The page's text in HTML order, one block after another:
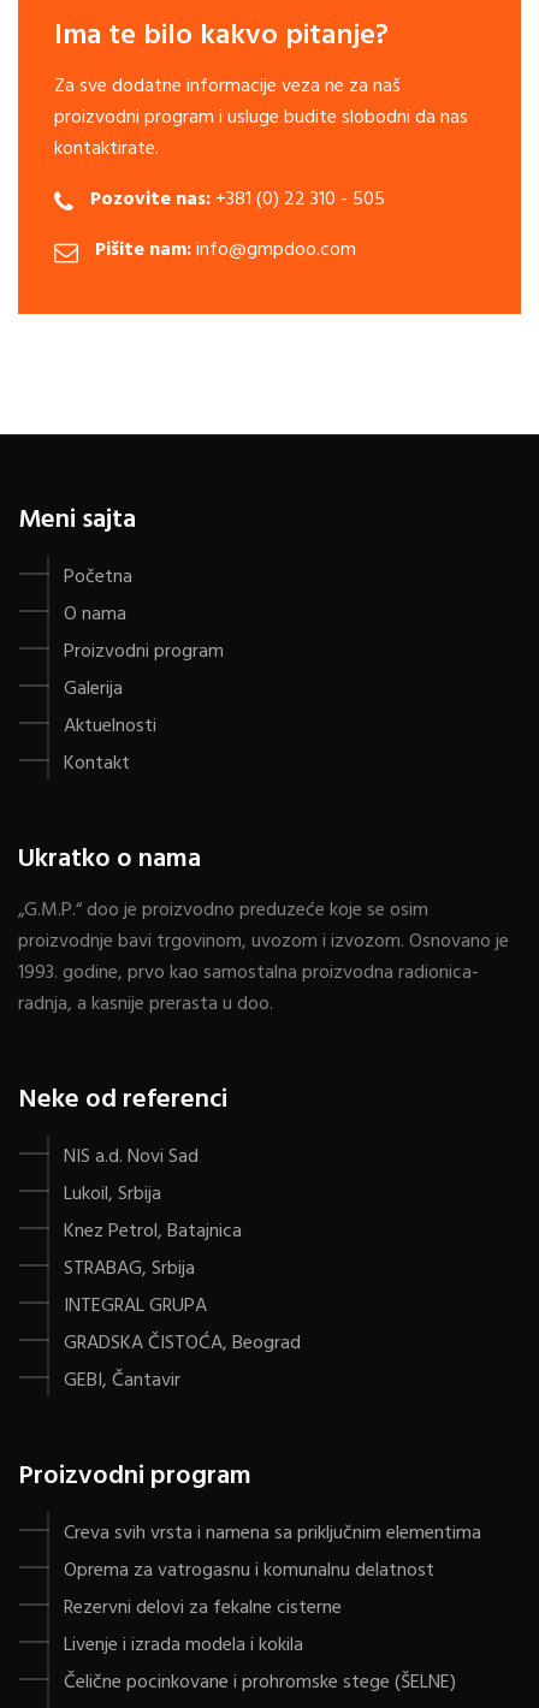
Ima te bilo kakvo pitanje?
Za sve dodatne informacije veza ne za naš
proizvodni program i usluge budite slobodni da nas
kontaktirate.
Pozovite nas:+381 (0) 22 310 - 505
Pišite nam:info@gmpdoo.com
Meni sajta
Početna
O nama
Proizvodni program
Galerija
Aktuelnosti
Kontakt
Ukratko o nama
„G.M.P.“ doo je proizvodno preduzeće koje se osim
proizvodnje bavi trgovinom, uvozom i izvozom. Osnovano je
1993. godine, prvo kao samostalna proizvodna radionica-
radnja, a kasnije prerasta u doo.
Neke od referenci
NIS a.d. Novi Sad
Lukoil, Srbija
Knez Petrol, Batajnica
STRABAG, Srbija
INTEGRAL GRUPA
GRADSKA ČISTOĆA, Beograd
GEBI, Čantavir
Proizvodni program
Creva svih vrsta i namena sa priključnim elementima
Oprema za vatrogasnu i komunalnu delatnost
Rezervni delovi za fekalne cisterne
Livenje i izrada modela i kokila
Čelične pocinkovane i prohromske stege (ŠELNE)